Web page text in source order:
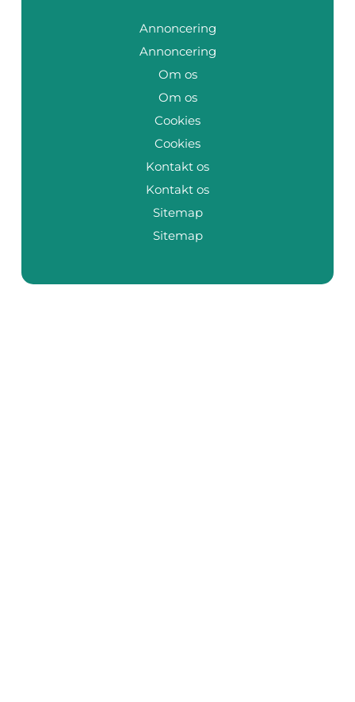
Annoncering
Annoncering
Om os
Om os
Cookies
Cookies
Kontakt os
Kontakt os
Sitemap
Sitemap